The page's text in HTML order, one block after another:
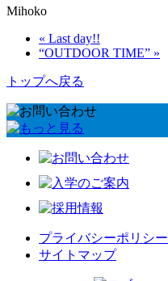
Mihoko
« Last day!!
“OUTDOOR TIME” »
トップへ戻る
プライバシーポリシー
サイトマップ